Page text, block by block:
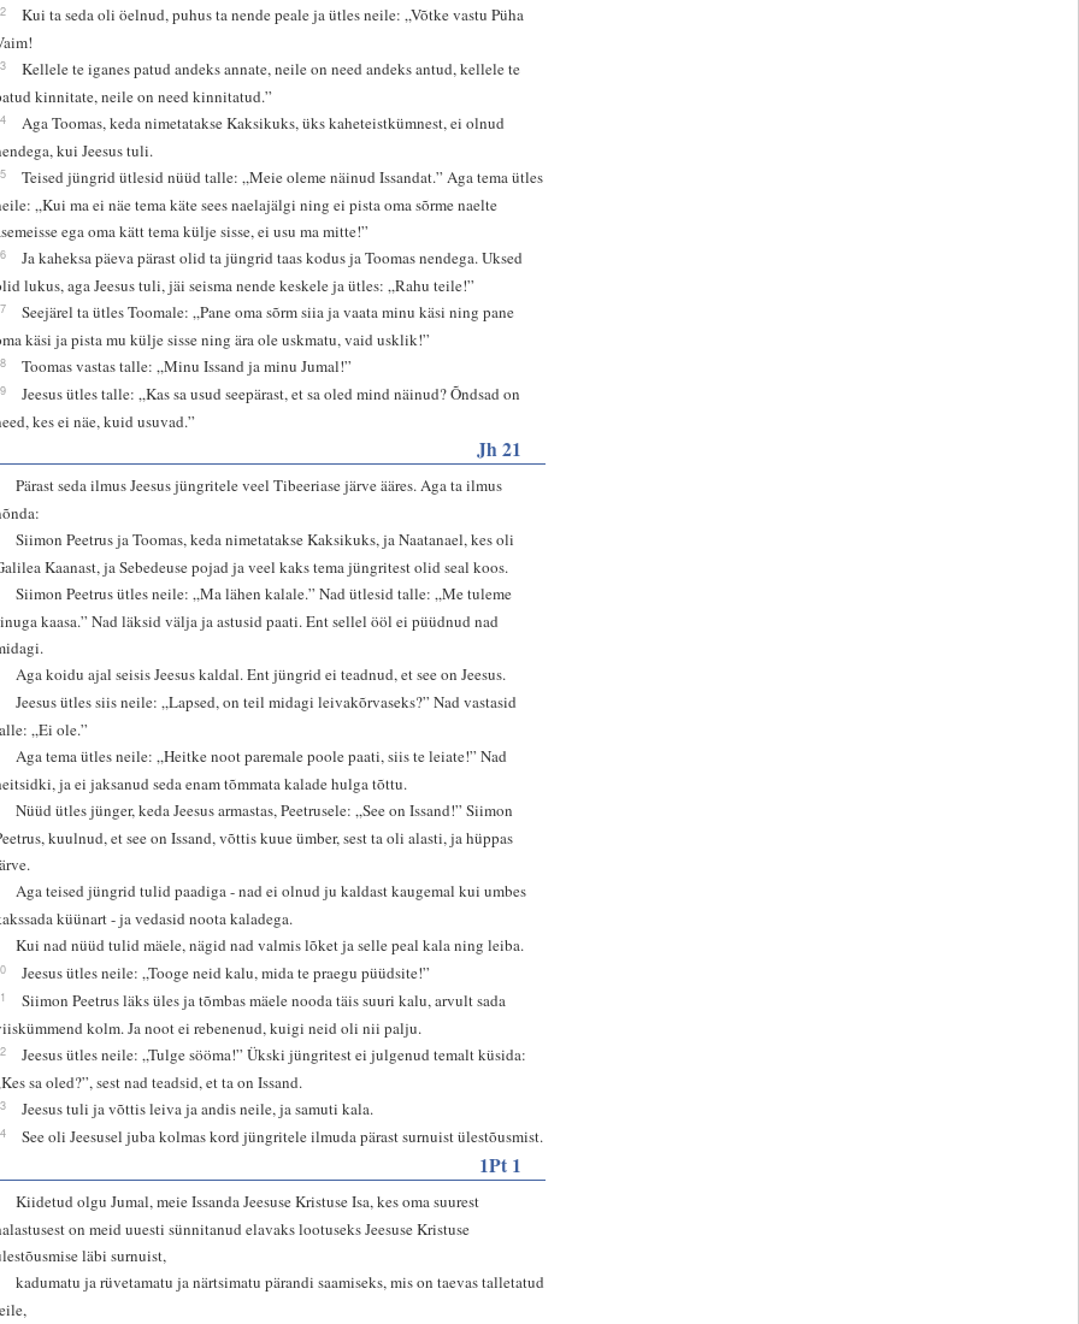
Kui ta seda oli öelnud, puhus ta nende peale ja ütles neile: „Võtke vastu Püha
Kellele te iganes patud andeks annate, neile on need andeks antud, kellele te
kinnitate, neile on need kinnitatud.”
Aga Toomas, keda nimetatakse Kaksikuks, üks kaheteistkümnest, ei olnud
kui Jeesus tuli.
Teised jüngrid ütlesid nüüd talle: „Meie oleme näinud Issandat.” Aga tema ütles
„Kui ma ei näe tema käte sees naelajälgi ning ei pista oma sõrme naelte
ega oma kätt tema külje sisse, ei usu ma mitte!”
Ja kaheksa päeva pärast olid ta jüngrid taas kodus ja Toomas nendega. Uksed
lukus, aga Jeesus tuli, jäi seisma nende keskele ja ütles: „Rahu teile!”
Seejärel ta ütles Toomale: „Pane oma sõrm siia ja vaata minu käsi ning pane
käsi ja pista mu külje sisse ning ära ole uskmatu, vaid usklik!”
Toomas vastas talle: „Minu Issand ja minu Jumal!”
Jeesus ütles talle: „Kas sa usud seepärast, et sa oled mind näinud? Õndsad on
kes ei näe, kuid usuvad.”
Jh 21
Pärast seda ilmus Jeesus jüngritele veel Tibeeriase järve ääres. Aga ta ilmus
Siimon Peetrus ja Toomas, keda nimetatakse Kaksikuks, ja Naatanael, kes oli
Kaanast, ja Sebedeuse pojad ja veel kaks tema jüngritest olid seal koos.
Siimon Peetrus ütles neile: „Ma lähen kalale.” Nad ütlesid talle: „Me tuleme
kaasa.” Nad läksid välja ja astusid paati. Ent sellel ööl ei püüdnud nad
Aga koidu ajal seisis Jeesus kaldal. Ent jüngrid ei teadnud, et see on Jeesus.
Jeesus ütles siis neile: „Lapsed, on teil midagi leivakõrvaseks?” Nad vastasid
„Ei ole.”
Aga tema ütles neile: „Heitke noot paremale poole paati, siis te leiate!” Nad
ja ei jaksanud seda enam tõmmata kalade hulga tõttu.
Nüüd ütles jünger, keda Jeesus armastas, Peetrusele: „See on Issand!” Siimon
kuulnud, et see on Issand, võttis kuue ümber, sest ta oli alasti, ja hüppas
Aga teised jüngrid tulid paadiga - nad ei olnud ju kaldast kaugemal kui umbes
küünart - ja vedasid noota kaladega.
Kui nad nüüd tulid mäele, nägid nad valmis lõket ja selle peal kala ning leiba.
Jeesus ütles neile: „Tooge neid kalu, mida te praegu püüdsite!”
Siimon Peetrus läks üles ja tõmbas mäele nooda täis suuri kalu, arvult sada
kolm. Ja noot ei rebenenud, kuigi neid oli nii palju.
Jeesus ütles neile: „Tulge sööma!” Ükski jüngritest ei julgenud temalt küsida:
sa oled?”, sest nad teadsid, et ta on Issand.
Jeesus tuli ja võttis leiva ja andis neile, ja samuti kala.
See oli Jeesusel juba kolmas kord jüngritele ilmuda pärast surnuist ülestõusmist.
1Pt 1
Kiidetud olgu Jumal, meie Issanda Jeesuse Kristuse Isa, kes oma suurest
on meid uuesti sünnitanud elavaks lootuseks Jeesuse Kristuse
läbi surnuist,
kadumatu ja rüvetamatu ja närtsimatu pärandi saamiseks, mis on taevas talletatud